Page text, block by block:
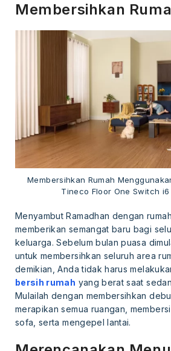
Membersihkan
Membersihkan Rumah
Tineco Floor One Switch i6
Menyambut Ramadhan dengan
memberikan semangat baru bagi
keluarga. Sebelum bulan puasa
untuk membersihkan seluruh area
demikian, Anda tidak harus
bersih rumah yang berat saat
Mulailah dengan membersihkan
merapikan semua ruangan,
sofa, serta mengepel lantai.